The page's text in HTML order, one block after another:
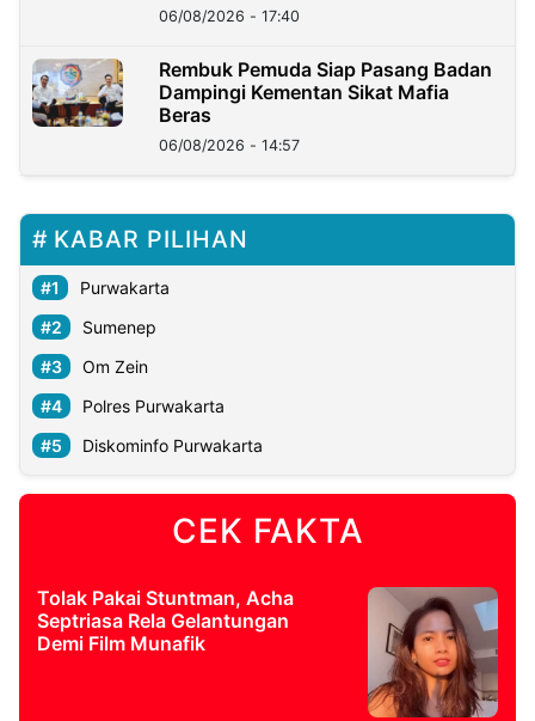
06/08/2026 - 17:40
Rembuk Pemuda Siap Pasang Badan
Dampingi Kementan Sikat Mafia
Beras
06/08/2026 - 14:57
KABAR PILIHAN
Purwakarta
Sumenep
Om Zein
Polres Purwakarta
Diskominfo Purwakarta
CEK FAKTA
Tolak Pakai Stuntman, Acha
Septriasa Rela Gelantungan
Demi Film Munafik